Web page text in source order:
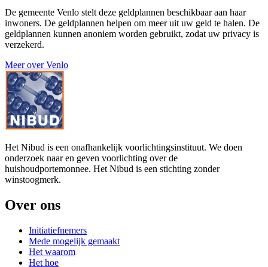
De gemeente Venlo stelt deze geldplannen beschikbaar aan haar
inwoners. De geldplannen helpen om meer uit uw geld te halen. De
geldplannen kunnen anoniem worden gebruikt, zodat uw privacy is
verzekerd.
Meer over Venlo
Het Nibud is een onafhankelijk voorlichtingsinstituut. We doen
onderzoek naar en geven voorlichting over de
huishoudportemonnee. Het Nibud is een stichting zonder
winstoogmerk.
Over ons
Initiatiefnemers
Mede mogelijk gemaakt
Het waarom
Het hoe